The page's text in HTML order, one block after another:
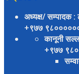
अध्यक्ष/ सम्पादक:
+९७७
कानूनी
+९७७